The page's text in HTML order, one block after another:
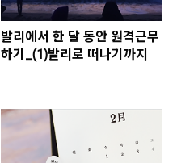
발리에서 한 달 동안 원격근무
하기_(1)발리로 떠나기까지